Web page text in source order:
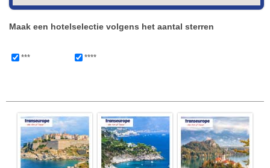
Maak een hotelselectie volgens het aantal sterren
*** ****